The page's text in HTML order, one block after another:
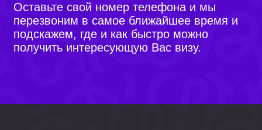
Оставьте свой номер телефона и мы
перезвоним в самое ближайшее время и
подскажем, где и как быстро можно
получить интересующую Вас визу.